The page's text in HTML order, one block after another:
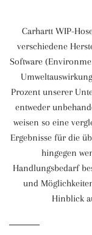
Carhartt WIP-
verschiedene
Software
Prozent unserer
entweder
weisen so eine
Ergebnisse für die
hingegen
Handlungsbedarf
und
Hinblick